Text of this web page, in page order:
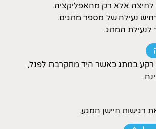
אלא רק מהאפליקציה.
נעילה של מספר מתגים.
לנעילת המתג.
במתג כאשר היד מתקרבת לפנל,
רגישות חיישן המגע.